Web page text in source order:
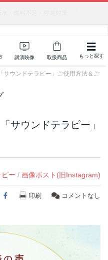
講演映像 取扱商品 もっと探す
サウンドテラピー」ご使用方法＆ご
サウンドテラピー」
ー / 画像ポスト(旧Instagram)
Facebook
印刷 コメントなし